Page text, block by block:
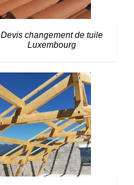
Devis changement de tuile
Luxembourg